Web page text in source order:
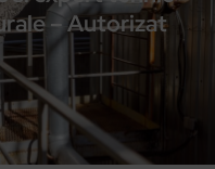
– Autorizat